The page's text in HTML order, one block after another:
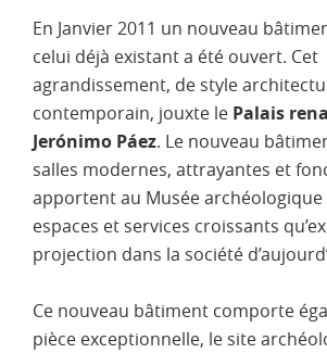
En Janvier 2011 un nouveau
celui déjà existant a été ouvert. Cet
agrandissement, de style
contemporain, jouxte le Palais
Jerónimo Páez. Le nouveau
salles modernes, attrayantes et
apportent au Musée archéologique
espaces et services croissants
projection dans la société
Ce nouveau bâtiment comporte
pièce exceptionnelle, le site